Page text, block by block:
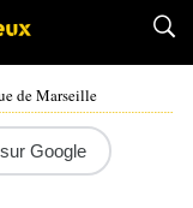
de Marseille
Google